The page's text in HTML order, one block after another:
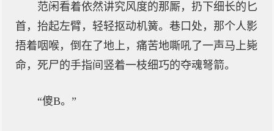
范闲看着依然讲究风度的那厮，扔下细长的匕
首，抬起左臂，轻轻抠动机簧。巷口处，那个人影
捂着咽喉，倒在了地上，痛苦地嘶吼了一声马上毙
命，死尸的手指间竖着一枝细巧的夺魂弩箭。
“傻B。”